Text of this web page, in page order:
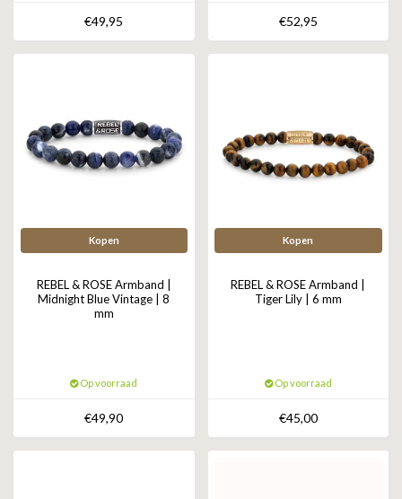
LILLY
€49,95 €52,95
Kopen
REBEL & ROSE Armband |
Midnight Blue Vintage | 8
mm
Op voorraad
€49,90
Kopen
REBEL & ROSE Armband |
Tiger Lily | 6 mm
Op voorraad
€45,00